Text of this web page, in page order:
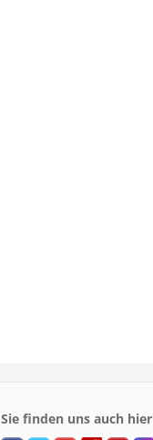
Sie finden uns auch hier